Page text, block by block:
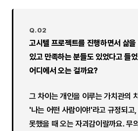
Q.02
고시텔 프로젝트를 진행하면서 삶
있고 만족하는 분들도 있었다고 들
어디에서 오는 걸까요?
그 차이는 개인을 이루는 가치관의
'나는 어떤 사람이야!'라고 규정되고,
못했을 때 오는 자괴감이랄까요. 무